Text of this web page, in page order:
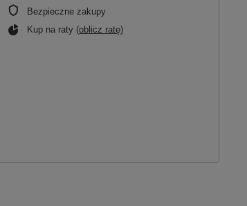
Bezpieczne zakupy
Kup na raty (oblicz ratę)